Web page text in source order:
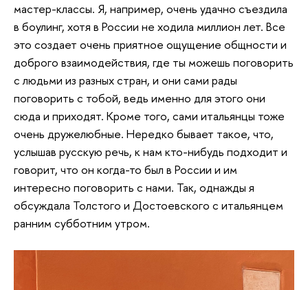
мастер-классы. Я, например, очень удачно съездила
в боулинг, хотя в России не ходила миллион лет. Все
это создает очень приятное ощущение общности и
доброго взаимодействия, где ты можешь поговорить
с людьми из разных стран, и они сами рады
поговорить с тобой, ведь именно для этого они
сюда и приходят. Кроме того, сами итальянцы тоже
очень дружелюбные. Нередко бывает такое, что,
услышав русскую речь, к нам кто-нибудь подходит и
говорит, что он когда-то был в России и им
интересно поговорить с нами. Так, однажды я
обсуждала Толстого и Достоевского с итальянцем
ранним субботним утром.